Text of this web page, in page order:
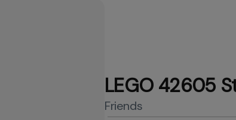
LEGO 42605
Friends